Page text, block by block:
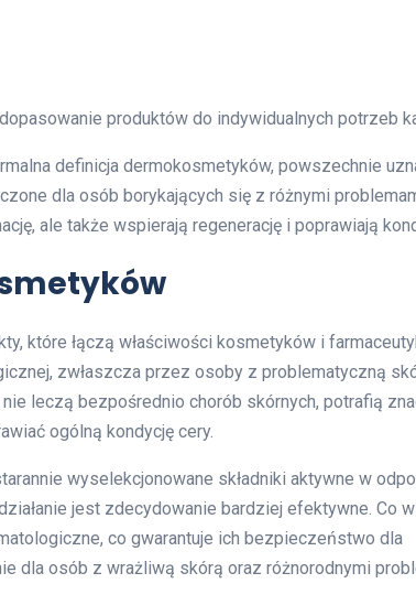
produktów do indywidualnych potrzeb
definicja dermokosmetyków, powszechnie
dla osób borykających się z różnymi
ale także wspierają regenerację i poprawiają
które łączą właściwości kosmetyków i
zwłaszcza przez osoby z problematyczną
nie leczą bezpośrednio chorób skórnych, potrafią
ogólną kondycję cery.
wyselekcjonowane składniki aktywne w
jest zdecydowanie bardziej efektywne. Co
co gwarantuje ich bezpieczeństwo dla
dla osób z wrażliwą skórą oraz różnorodnymi